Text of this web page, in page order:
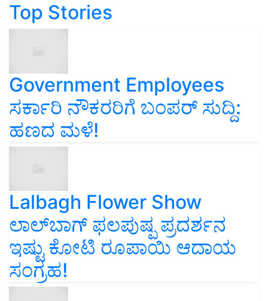
Top Stories
Government Employees
ಸರ್ಕಾರಿ ನೌಕರರಿಗೆ ಬಂಪರ್‌ ಸುದ್ದಿ:
ಹಣದ ಮಳೆ!
Lalbagh Flower Show
ಲಾಲ್‌ಬಾಗ್ ಫಲಪುಷ್ಪ ಪ್ರದರ್ಶನ
ಇಷ್ಟು ಕೋಟಿ ರೂಪಾಯಿ ಆದಾಯ
ಸಂಗ್ರಹ!